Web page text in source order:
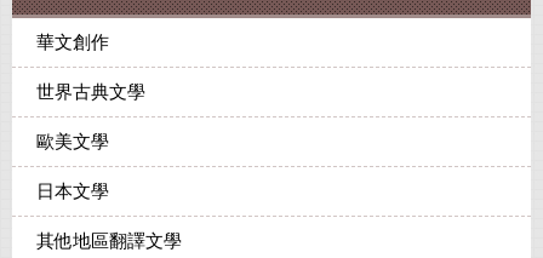
華文創作
世界古典文學
歐美文學
日本文學
其他地區翻譯文學